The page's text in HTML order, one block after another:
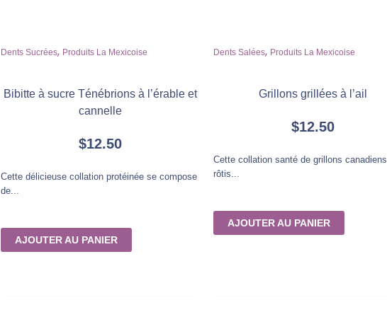
Dents Sucrées, Produits La Mexicoise
Bibitte à sucre Ténébrions à l’érable et
cannelle
$12.50
Cette délicieuse collation protéinée se compose
de...
AJOUTER AU PANIER
Dents Salées, Produits La Mexicoise
Grillons grillées à l’ail
$12.50
Cette collation santé de grillons canadiens
rôtis...
AJOUTER AU PANIER